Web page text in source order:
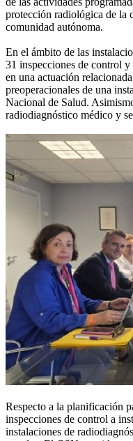
protección radiológica de la
comunidad autónoma.
En el ámbito de las
31 inspecciones de control
en una actuación
preoperacionales de una
Nacional de Salud.
radiodiagnóstico médico y
Respecto a la planificación
inspecciones de control a
instalaciones de